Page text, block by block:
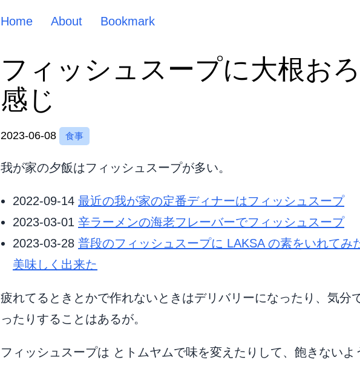
Home About Bookmark
フィッシュスープに大根お
感じ
2023-06-08 食事
我が家の夕飯はフィッシュスープが多い。
2022-09-14 最近の我が家の定番ディナーはフィッシュスープ
2023-03-01 辛ラーメンの海老フレーバーでフィッシュスープ
2023-03-28 普段のフィッシュスープに LAKSA の素をいれてみ
美味しく出来た
疲れてるときとかで作れないときはデリバリーになったり、気分
ったりすることはあるが。
フィッシュスープは とトムヤムで味を変えたりして、飽きないよ